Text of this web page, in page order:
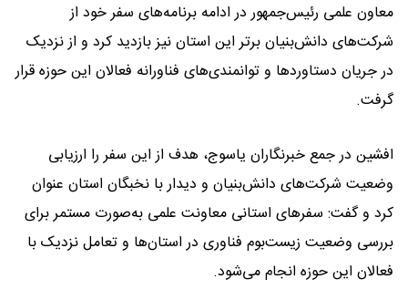
معاون علمی رئیس‌جمهور در ادامه برنامه‌های سفر خود از
شرکت‌های دانش‌بنیان برتر این استان نیز بازدید کرد و از نزدیک
در جریان دستاوردها و توانمندی‌های فناورانه فعالان این حوزه قرار
گرفت.
افشین در جمع خبرنگاران یاسوج، هدف از این سفر را ارزیابی
وضعیت شرکت‌های دانش‌بنیان و دیدار با نخبگان استان عنوان
کرد و گفت: سفرهای استانی معاونت علمی به‌صورت مستمر برای
بررسی وضعیت زیست‌بوم فناوری در استان‌ها و تعامل نزدیک با
فعالان این حوزه انجام می‌شود.